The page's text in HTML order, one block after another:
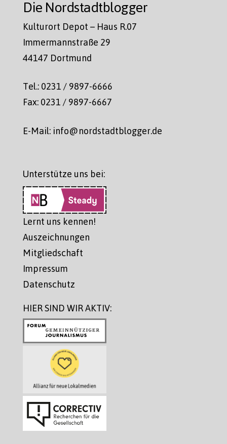
Die Nordstadtblogger
Kulturort Depot – Haus R.07
Immermannstraße 29
44147 Dortmund
Tel.: 0231 / 9897-6666
Fax: 0231 / 9897-6667
E-Mail: info@nordstadtblogger.de
Unterstütze uns bei:
Lernt uns kennen!
Auszeichnungen
Mitgliedschaft
Impressum
Datenschutz
HIER SIND WIR AKTIV: